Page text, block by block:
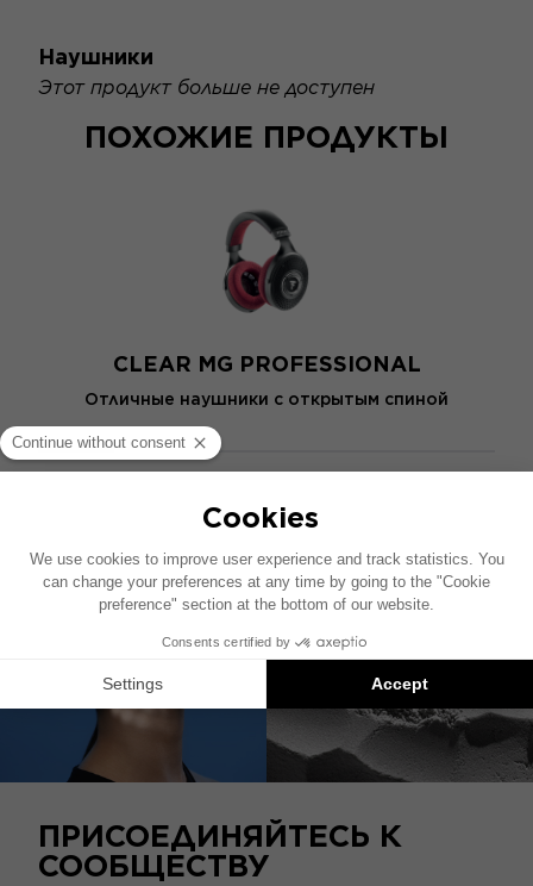
Наушники
Этот продукт больше не доступен
ПОХОЖИЕ ПРОДУКТЫ
CLEAR MG PROFESSIONAL
Отличные наушники с открытым спиной
ПРИСОЕДИНЯЙТЕСЬ К
СООБЩЕСТВУ